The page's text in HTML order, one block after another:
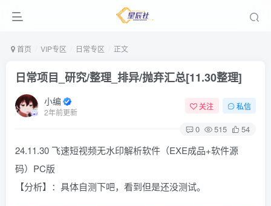
首页 VIP专区 日常专区 正文
日常项目_研究/整理_排异/抛弃汇总[11.30整理]
小编
2年前更新
关注 私信
0 515 54
24.11.30 飞速短视频无水印解析软件（EXE成品+软件源
码）PC版
【分析】：具体自测下吧，看到但是还没测试。